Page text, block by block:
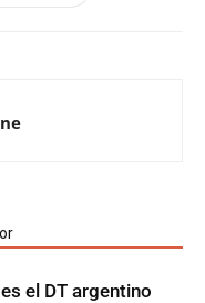
el DT argentino